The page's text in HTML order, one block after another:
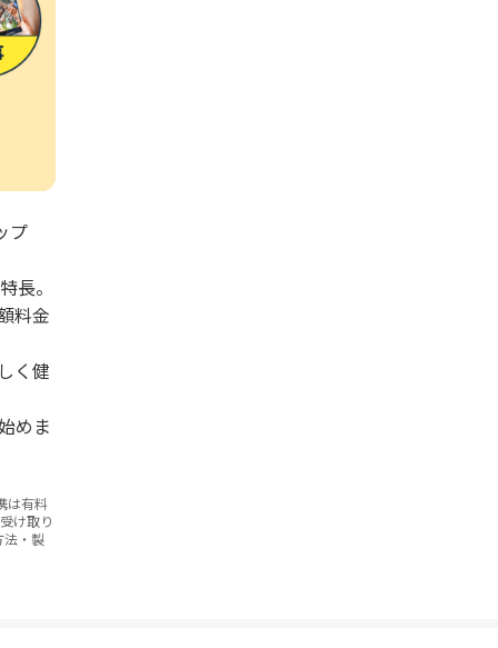
プ
長。
料金
く健
めま
は有料
け取り
法・製